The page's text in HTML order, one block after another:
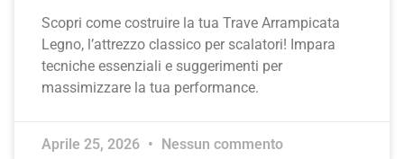
Scopri come costruire la tua Trave Arrampicata
Legno, l’attrezzo classico per scalatori! Impara
tecniche essenziali e suggerimenti per
massimizzare la tua performance.
Aprile 25, 2026 Nessun commento